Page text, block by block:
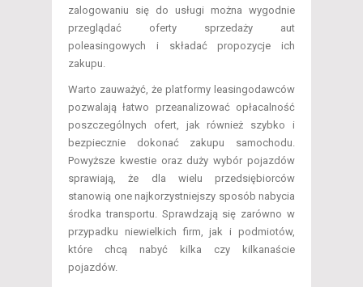
zalogowaniu się do usługi można wygodnie
przeglądać oferty sprzedaży aut
poleasingowych i składać propozycje ich
zakupu.
Warto zauważyć, że platformy leasingodawców
pozwalają łatwo przeanalizować opłacalność
poszczególnych ofert, jak również szybko i
bezpiecznie dokonać zakupu samochodu.
Powyższe kwestie oraz duży wybór pojazdów
sprawiają, że dla wielu przedsiębiorców
stanowią one najkorzystniejszy sposób nabycia
środka transportu. Sprawdzają się zarówno w
przypadku niewielkich firm, jak i podmiotów,
które chcą nabyć kilka czy kilkanaście
pojazdów.